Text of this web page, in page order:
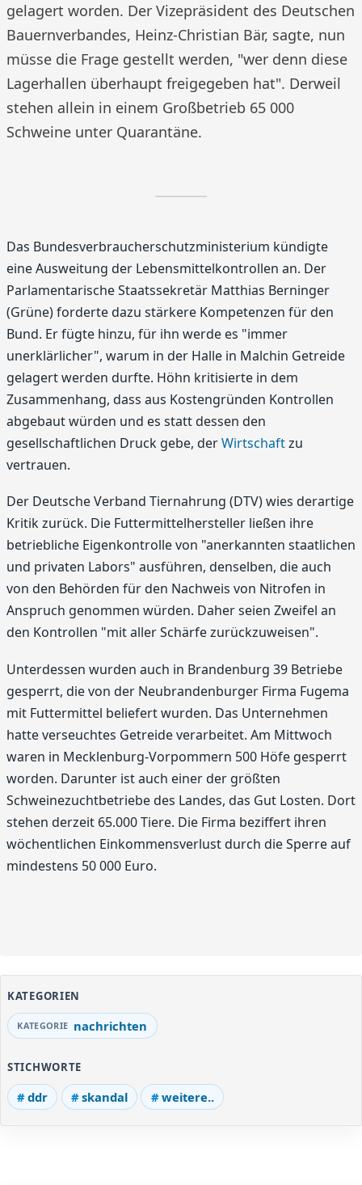
gelagert worden. Der Vizepräsident des Deutschen
Bauernverbandes, Heinz-Christian Bär, sagte, nun
müsse die Frage gestellt werden, "wer denn diese
Lagerhallen überhaupt freigegeben hat". Derweil
stehen allein in einem Großbetrieb 65 000
Schweine unter Quarantäne.
Das Bundesverbraucherschutzministerium kündigte
eine Ausweitung der Lebensmittelkontrollen an. Der
Parlamentarische Staatssekretär Matthias Berninger
(Grüne) forderte dazu stärkere Kompetenzen für den
Bund. Er fügte hinzu, für ihn werde es "immer
unerklärlicher", warum in der Halle in Malchin Getreide
gelagert werden durfte. Höhn kritisierte in dem
Zusammenhang, dass aus Kostengründen Kontrollen
abgebaut würden und es statt dessen den
gesellschaftlichen Druck gebe, derWirtschaftzu
vertrauen.
Der Deutsche Verband Tiernahrung (DTV) wies derartige
Kritik zurück. Die Futtermittelhersteller ließen ihre
betriebliche Eigenkontrolle von "anerkannten staatlichen
und privaten Labors" ausführen, denselben, die auch
von den Behörden für den Nachweis von Nitrofen in
Anspruch genommen würden. Daher seien Zweifel an
den Kontrollen "mit aller Schärfe zurückzuweisen".
Unterdessen wurden auch in Brandenburg 39 Betriebe
gesperrt, die von der Neubrandenburger Firma Fugema
mit Futtermittel beliefert wurden. Das Unternehmen
hatte verseuchtes Getreide verarbeitet. Am Mittwoch
waren in Mecklenburg-Vorpommern 500 Höfe gesperrt
worden. Darunter ist auch einer der größten
Schweinezuchtbetriebe des Landes, das Gut Losten. Dort
stehen derzeit 65.000 Tiere. Die Firma beziffert ihren
wöchentlichen Einkommensverlust durch die Sperre auf
mindestens 50 000 Euro.
KATEGORIEN
nachrichten
STICHWORTE
ddr skandal weitere..